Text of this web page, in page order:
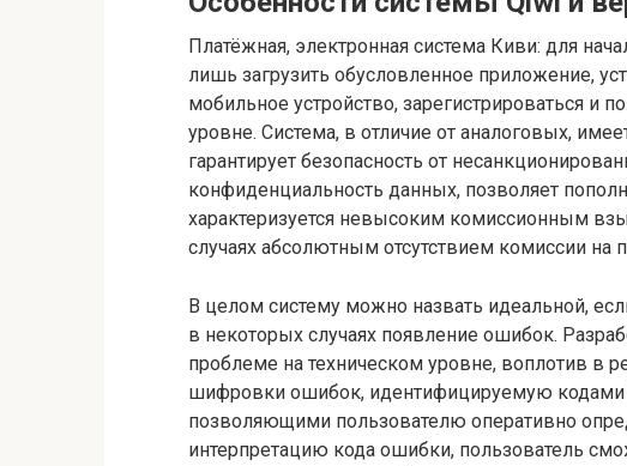
Платёжная, электронная система Киви: для
лишь загрузить обусловленное приложение,
мобильное устройство, зарегистрироваться и
уровне. Система, в отличие от аналоговых,
гарантирует безопасность от
конфиденциальность данных, позволяет
характеризуется невысоким комиссионным
случаях абсолютным отсутствием комиссии на
В целом систему можно назвать идеальной,
в некоторых случаях появление ошибок.
проблеме на техническом уровне, воплотив в
шифровки ошибок, идентифицируемую кодами
позволяющими пользователю оперативно
интерпретацию кода ошибки, пользователь